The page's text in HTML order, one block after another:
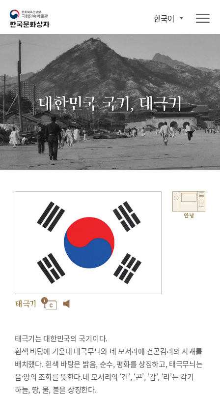
한국어
대한민국 국기, 태극기
태극기
안녕
태극기는 대한민국의 국기이다.
흰색 바탕에 가운데 태극무늬와 네 모서리에 건곤감리의 사괘를
배치했다. 흰색 바탕은 밝음, 순수, 평화를 상징하고, 태극무늬는
음·양의 조화를 뜻한다.네 모서리의 ‘건’, ‘곤’, ‘감’, ‘리’는 각기
하늘, 땅, 물, 불을 상징한다.